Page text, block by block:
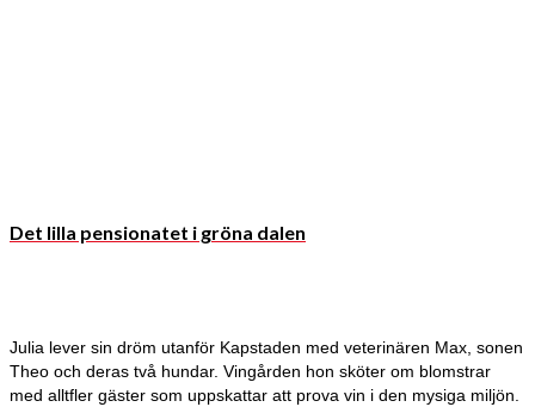
Det lilla pensionatet i gröna dalen
Julia lever sin dröm utanför Kapstaden med veterinären Max, sonen
Theo och deras två hundar. Vingården hon sköter om blomstrar
med alltfler gäster som uppskattar att prova vin i den mysiga miljön.